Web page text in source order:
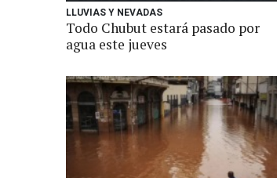
LLUVIAS Y NEVADAS
Todo Chubut estará pasado por
agua este jueves